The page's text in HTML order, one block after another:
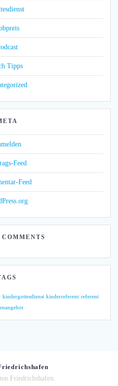
Tipps
Feed
Feed
kindergottesdienst kinderreferent referent
Friedrichshafen.